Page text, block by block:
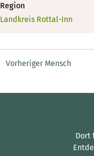
Region
Landkreis Rottal-Inn
Vorheriger Mensch
Dort